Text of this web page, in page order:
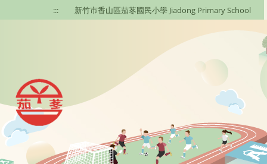
移至網頁之主要內容區位置
::: 新竹市香山區茄苳國民小學 Jiadong Primary School